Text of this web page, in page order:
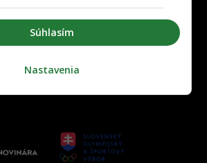
Emefka.sk
Súhlasím
Nastavenia